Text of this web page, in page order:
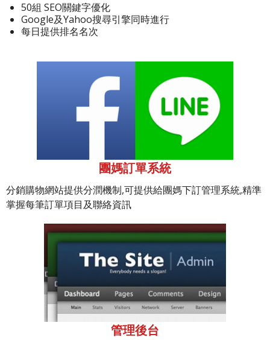
50組 SEO關鍵字優化
Google及Yahoo搜尋引擎同時進行
每日提供排名名次
團媽訂單系統
分銷購物網站提供分潤機制,可提供給團媽下訂管理系統,精準
掌握每筆訂單項目及聯絡資訊
管理後台